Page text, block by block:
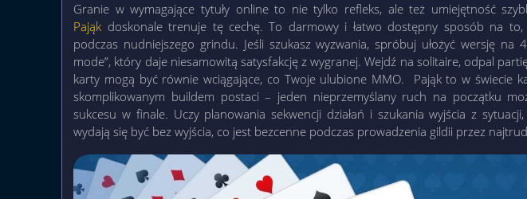
Granie w wymagające tytuły online to nie tylko refleks, ale też umiejętność
Pająk doskonale trenuje tę cechę. To darmowy i łatwo dostępny sposób na to,
podczas nudniejszego grindu. Jeśli szukasz wyzwania, spróbuj ułożyć wersję na
mode”, który daje niesamowitą satysfakcję z wygranej. Wejdź na solitaire, odpal
karty mogą być równie wciągające, co Twoje ulubione MMO. Pająk to w świecie
skomplikowanym buildem postaci – jeden nieprzemyślany ruch na początku
sukcesu w finale. Uczy planowania sekwencji działań i szukania wyjścia z
wydają się być bez wyjścia, co jest bezcenne podczas prowadzenia gildii przez